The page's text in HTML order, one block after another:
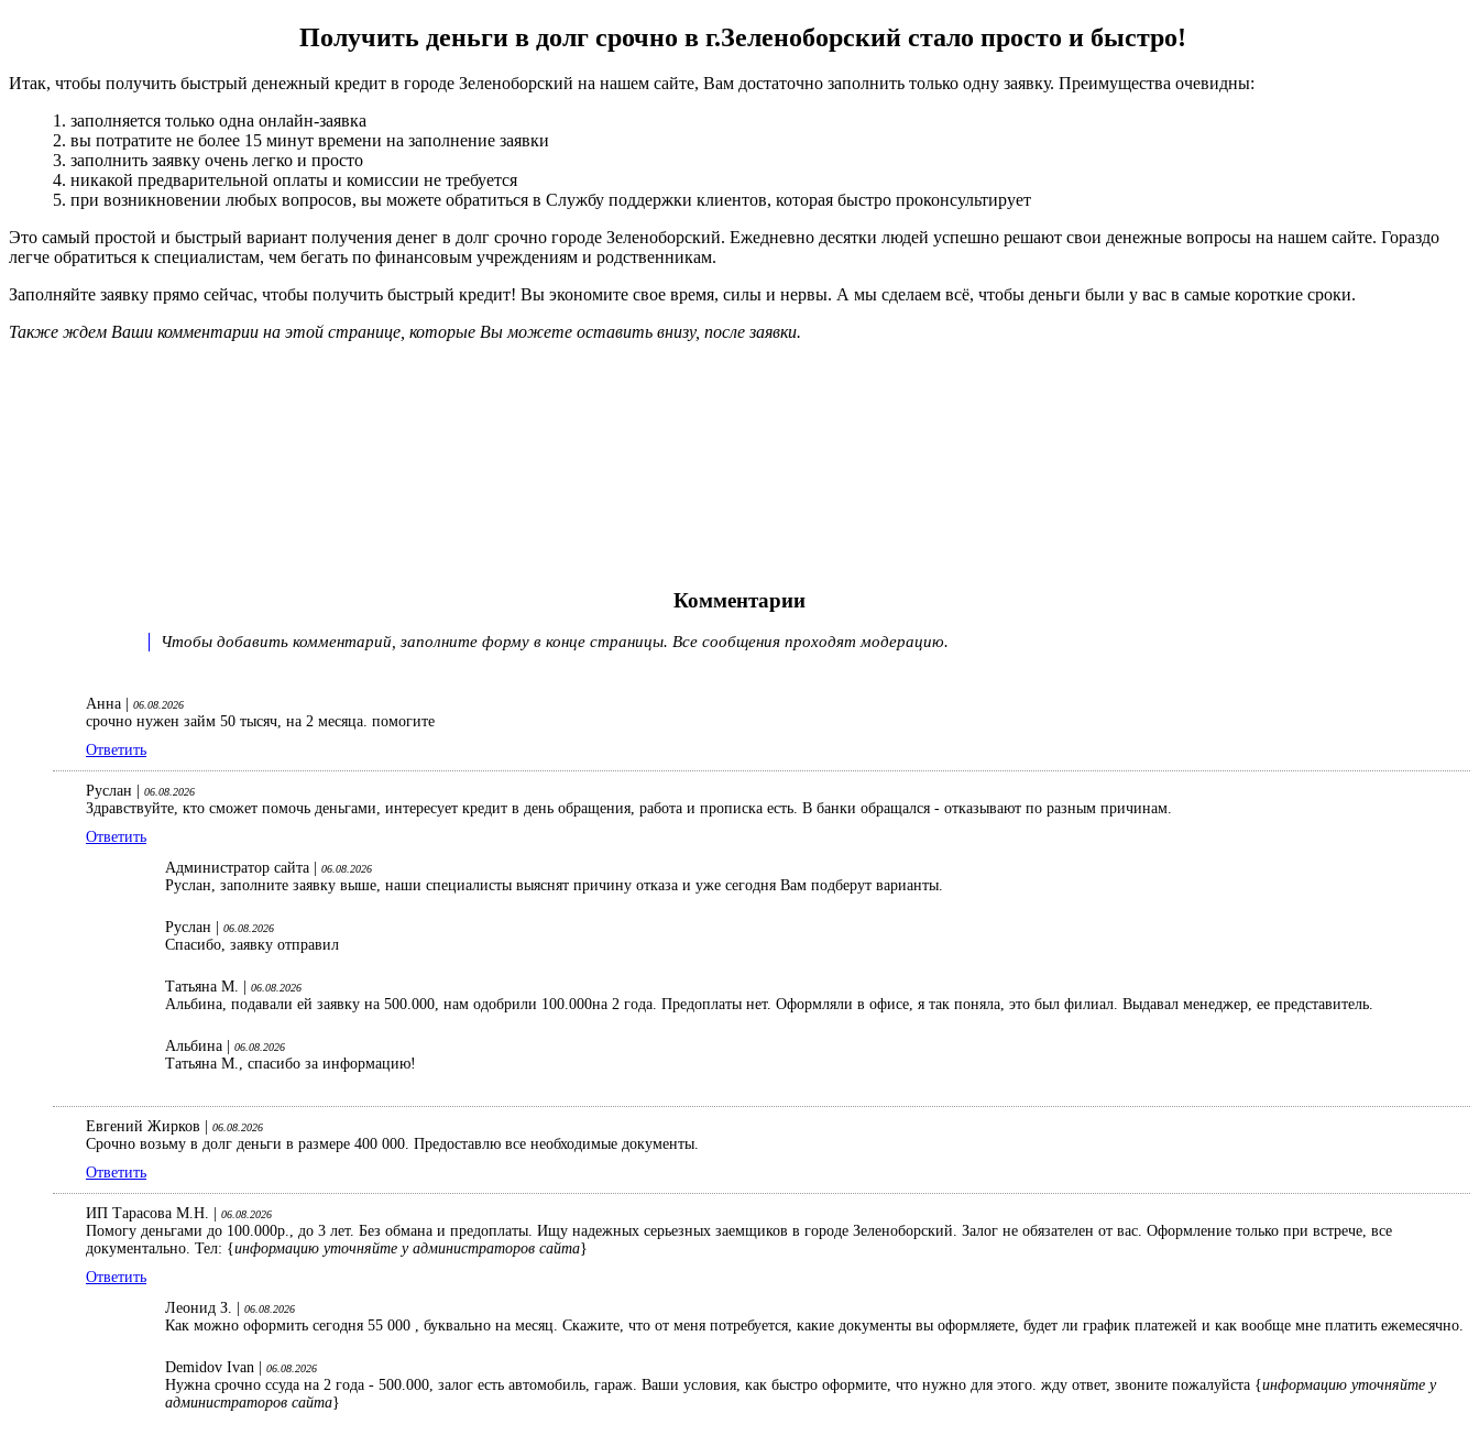
Получить деньги в долг срочно в г.Зеленоборский стало просто и быстро!
Итак, чтобы получить быстрый денежный кредит в городе Зеленоборский на нашем сайте, Вам достаточно заполнить только одну заявку. Преимущества очевидны:
1. заполняется только одна онлайн-заявка
2. вы потратите не более 15 минут времени на заполнение заявки
3. заполнить заявку очень легко и просто
4. никакой предварительной оплаты и комиссии не требуется
5. при возникновении любых вопросов, вы можете обратиться в Службу поддержки клиентов, которая быстро проконсультирует
Это самый простой и быстрый вариант получения денег в долг срочно городе Зеленоборский. Ежедневно десятки людей успешно решают свои денежные вопросы на нашем сайте. Гораздо
легче обратиться к специалистам, чем бегать по финансовым учреждениям и родственникам.
Заполняйте заявку прямо сейчас, чтобы получить быстрый кредит! Вы экономите свое время, силы и нервы. А мы сделаем всё, чтобы деньги были у вас в самые короткие сроки.
Также ждем Ваши комментарии на этой странице, которые Вы можете оставить внизу, после заявки.
Комментарии
Чтобы добавить комментарий, заполните форму в конце страницы. Все сообщения проходят модерацию.
Анна | 06.08.2026
срочно нужен займ 50 тысяч, на 2 месяца. помогите
Ответить
Руслан | 06.08.2026
Здравствуйте, кто сможет помочь деньгами, интересует кредит в день обращения, работа и прописка есть. В банки обращался - отказывают по разным причинам.
Ответить
Администратор сайта |
06.08.2026
Руслан, заполните заявку выше, наши специалисты выяснят причину отказа и уже сегодня Вам подберут варианты.
Руслан | 06.08.2026
Спасибо, заявку отправил
Татьяна М. | 06.08.2026
Альбина, подавали ей заявку на 500.000, нам одобрили 100.000на 2 года. Предоплаты нет. Оформляли в офисе, я так поняла, это был филиал. Выдавал менеджер, ее представитель.
Альбина | 06.08.2026
Татьяна М., спасибо за информацию!
Евгений Жирков | 06.08.2026
Срочно возьму в долг деньги в размере 400 000. Предоставлю все необходимые документы.
Ответить
ИП Тарасова М.Н. | 06.08.2026
Помогу деньгами до 100.000р., до 3 лет. Без обмана и предоплаты. Ищу надежных серьезных заемщиков в городе Зеленоборский. Залог не обязателен от вас. Оформление только при встрече, все
документально. Тел: {информацию уточняйте у администраторов сайта}
Ответить
Леонид З. |
06.08.2026
Как можно оформить сегодня 55 000 , буквально на месяц. Скажите, что от меня потребуется, какие документы вы оформляете, будет ли график платежей и как вообще мне платить ежемесячно.
Demidov Ivan | 06.08.2026
Нужна срочно ссуда на 2 года - 500.000, залог есть автомобиль, гараж. Ваши условия, как быстро оформите, что нужно для этого. жду ответ, звоните пожалуйста {информацию уточняйте у
администраторов сайта}